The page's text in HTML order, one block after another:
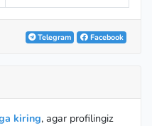
Telegram Facebook
kiring, agar profilingiz